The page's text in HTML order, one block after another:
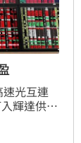
光互連
輝達供應
資訊標